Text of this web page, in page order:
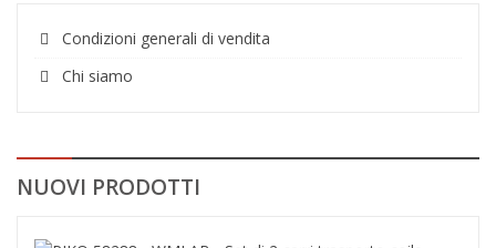
Condizioni generali di vendita
Chi siamo
NUOVI PRODOTTI